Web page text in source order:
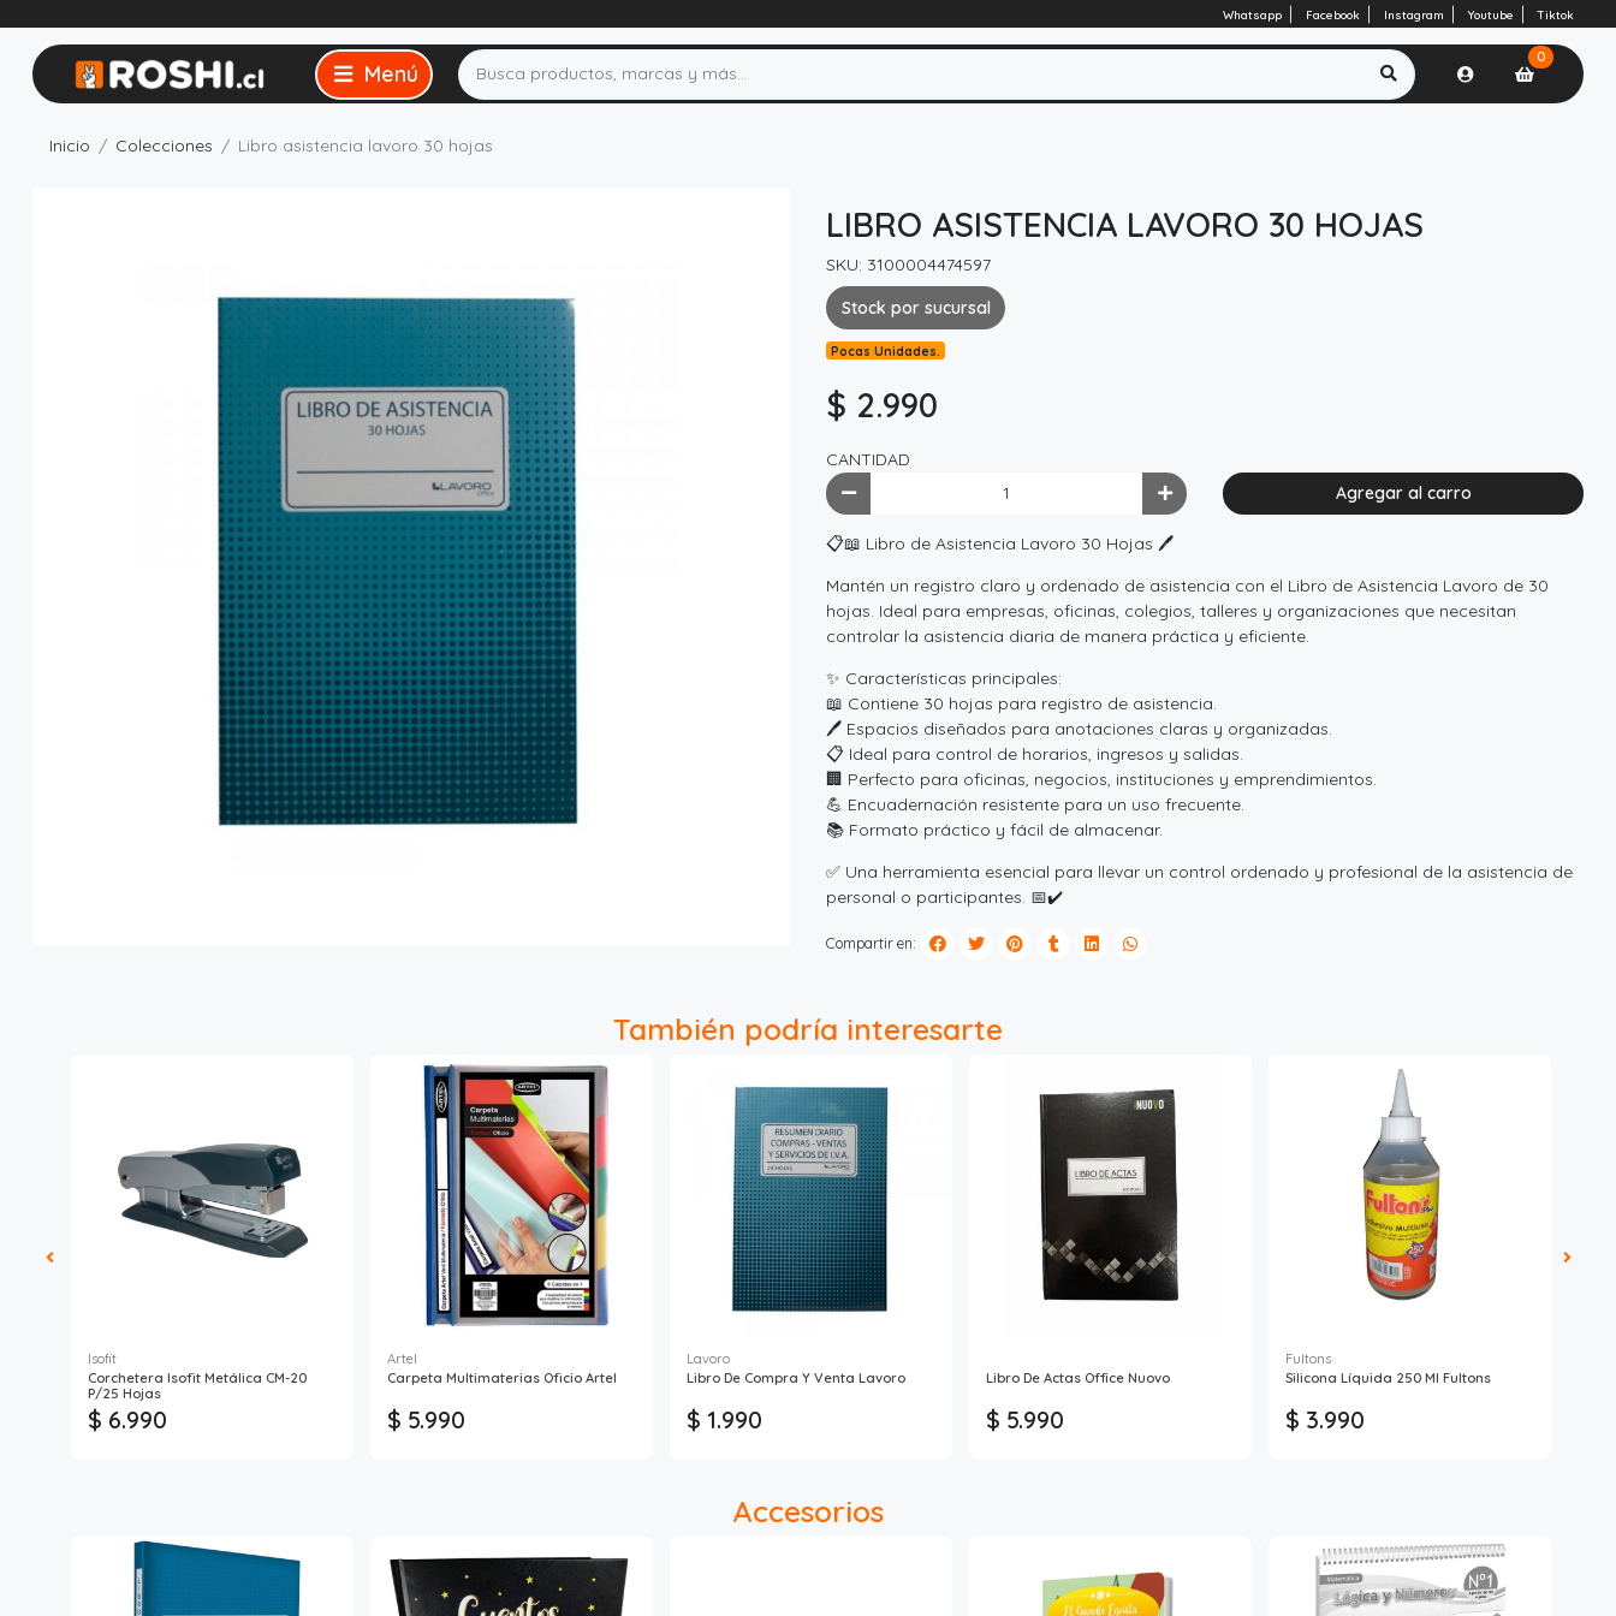
Whatsapp Facebook Instagram Youtube Tiktok
0
Inicio Colecciones Libro asistencia lavoro 30 hojas
LIBRO ASISTENCIA LAVORO 30 HOJAS
SKU: 3100004474597
Stock por sucursal
Pocas Unidades.
$ 2.990
CANTIDAD
Agregar al carro
📋📖 Libro de Asistencia Lavoro 30 Hojas 🖊️
Mantén un registro claro y ordenado de asistencia con el Libro de Asistencia Lavoro de 30
hojas. Ideal para empresas, oficinas, colegios, talleres y organizaciones que necesitan
controlar la asistencia diaria de manera práctica y eficiente.
✨ Características principales:
📖 Contiene 30 hojas para registro de asistencia.
🖊️ Espacios diseñados para anotaciones claras y organizadas.
📋 Ideal para control de horarios, ingresos y salidas.
🏢 Perfecto para oficinas, negocios, instituciones y emprendimientos.
💪 Encuadernación resistente para un uso frecuente.
📚 Formato práctico y fácil de almacenar.
✅ Una herramienta esencial para llevar un control ordenado y profesional de la asistencia de
personal o participantes. 📅✔️
Compartir en:
También podría interesarte
Isofit
Corchetera Isofit Metálica CM-20
P/25 Hojas
$ 6.990
Artel
Carpeta Multimaterias Oficio Artel
$ 5.990
Lavoro
Libro De Compra Y Venta Lavoro
$ 1.990
Libro De Actas Office Nuovo
$ 5.990
Fultons
Silicona Líquida 250 Ml Fultons
$ 3.990
Accesorios